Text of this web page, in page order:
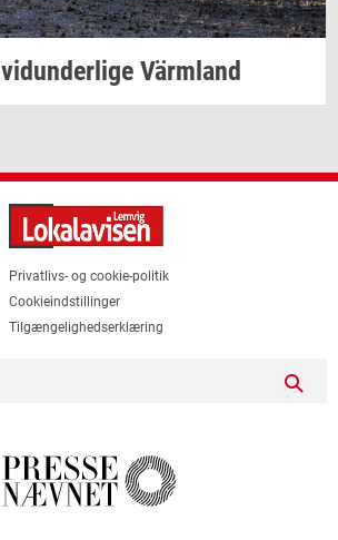
vi­dun­der­li­ge Värmland
Privatlivs- og cookie-politik
Cookieindstillinger
Tilgængelighedserklæring